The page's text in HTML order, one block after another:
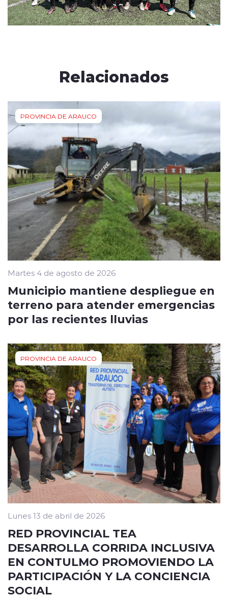
Relacionados
PROVINCIA DE ARAUCO
Martes 4 de agosto de 2026
Municipio mantiene despliegue en
terreno para atender emergencias
por las recientes lluvias
PROVINCIA DE ARAUCO
Lunes 13 de abril de 2026
RED PROVINCIAL TEA
DESARROLLA CORRIDA INCLUSIVA
EN CONTULMO PROMOVIENDO LA
PARTICIPACIÓN Y LA CONCIENCIA
SOCIAL